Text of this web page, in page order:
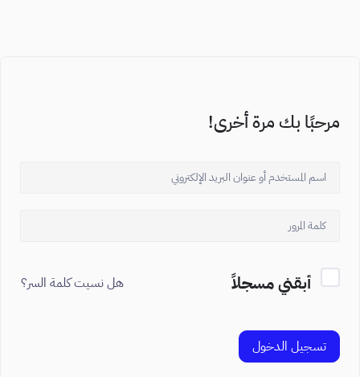
مرحبًا بك مرة أخرى!
أبقني مسجلاً هل نسيت كلمة السر؟
تسجيل الدخول